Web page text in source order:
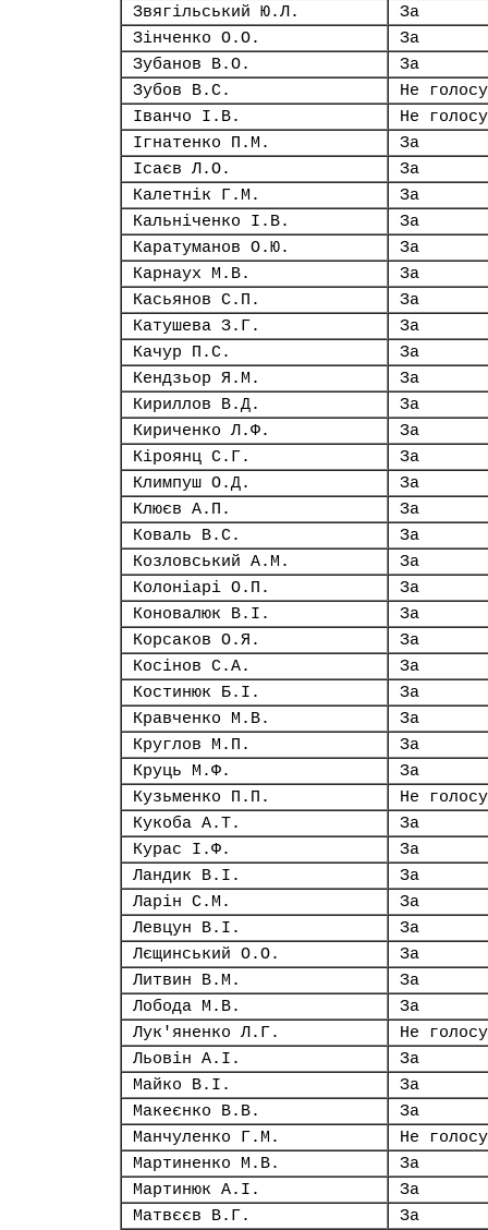
Звягільський Ю.Л.
За
Зінченко О.О.
За
Зубанов В.О.
За
Зубов В.С.
Не
Іванчо І.В.
Не
Ігнатенко П.М.
За
Ісаєв Л.О.
За
Калетнік Г.М.
За
Кальніченко І.В.
За
Каратуманов О.Ю.
За
Карнаух М.В.
За
Касьянов С.П.
За
Катушева З.Г.
За
Качур П.С.
За
Кендзьор Я.М.
За
Кириллов В.Д.
За
Кириченко Л.Ф.
За
Кіроянц С.Г.
За
Климпуш О.Д.
За
Клюєв А.П.
За
Коваль В.С.
За
Козловський А.М.
За
Колоніарі О.П.
За
Коновалюк В.І.
За
Корсаков О.Я.
За
Косінов С.А.
За
Костинюк Б.І.
За
Кравченко М.В.
За
Круглов М.П.
За
Круць М.Ф.
За
Кузьменко П.П.
Не
Кукоба А.Т.
За
Курас І.Ф.
За
Ландик В.І.
За
Ларін С.М.
За
Левцун В.І.
За
Лєщинський О.О.
За
Литвин В.М.
За
Лобода М.В.
За
Лук'яненко Л.Г.
Не
Льовін А.І.
За
Майко В.І.
За
Макеєнко В.В.
За
Манчуленко Г.М.
Не
Мартиненко М.В.
За
Мартинюк А.І.
За
Матвєєв В.Г.
За